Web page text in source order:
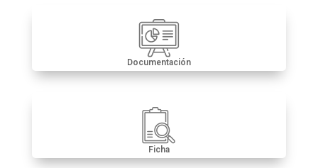
Documentación
Ficha